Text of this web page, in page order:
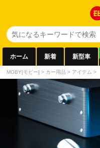
ホーム 新着 新型車
MOBY[モビー] > カー用品 > アイテム >